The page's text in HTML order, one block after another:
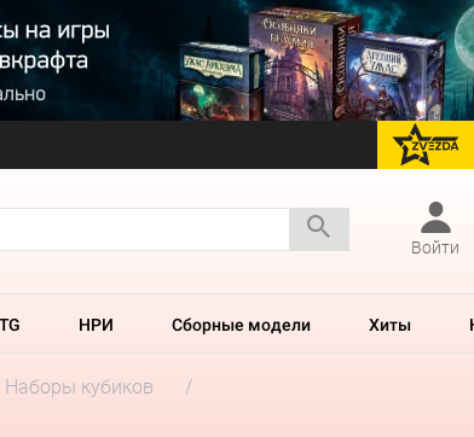
перейти
Войти
НРИ Сборные модели Хиты
Наборы кубиков